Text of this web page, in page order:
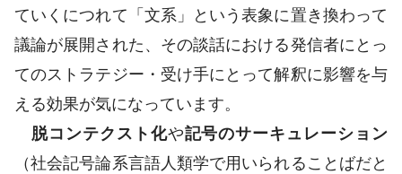
ていくにつれて「文系」という表象に置き換わって
議論が展開された、その談話における発信者にとっ
てのストラテジー・受け手にとって解釈に影響を与
える効果が気になっています。
脱コンテクスト化や記号のサーキュレーション
（社会記号論系言語人類学で用いられることばだと